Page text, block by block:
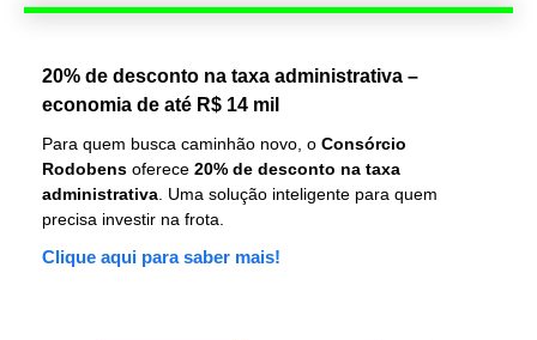
20% de desconto na taxa administrativa –
economia de até R$ 14 mil
Para quem busca caminhão novo, o Consórcio
Rodobens oferece 20% de desconto na taxa
administrativa . Uma solução inteligente para quem
precisa investir na frota.
Clique aqui para saber mais!